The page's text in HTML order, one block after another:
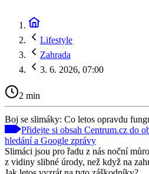
Lifestyle
Zahrada
3. 6. 2026, 07:00
2 min
Boj se slimáky: Co letos opravdu
Přidejte si obsah Centrum.cz do
hledání a Google zprávy
Slimáci jsou pro řadu z nás noční
z vidiny slibné úrody, než když na